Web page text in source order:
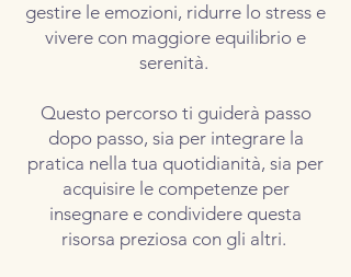
gestire le emozioni, ridurre lo stress e
vivere con maggiore equilibrio e
serenità.
Questo percorso ti guiderà passo
dopo passo, sia per integrare la
pratica nella tua quotidianità, sia per
acquisire le competenze per
insegnare e condividere questa
risorsa preziosa con gli altri.